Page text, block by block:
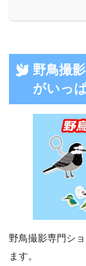
野鳥撮
がいっ
野鳥撮影専門シ
ます。